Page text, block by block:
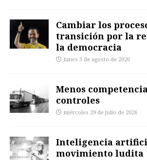
Cambiar los
transición por la
la democracia
lunes 3 de agosto de 2026
Menos
controles
miércoles 29 de julio de 2026
Inteligencia
movimiento ludita